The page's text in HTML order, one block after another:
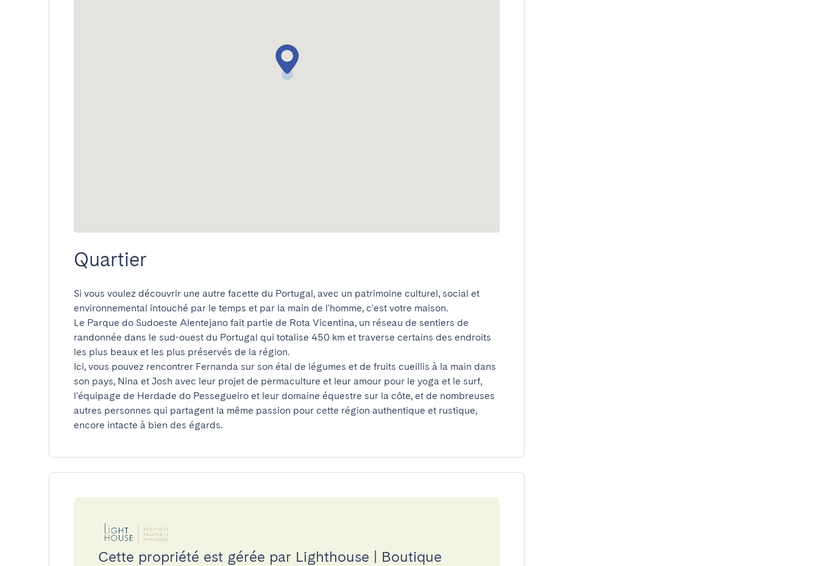
Quartier
Si vous voulez découvrir une autre facette du Portugal, avec un patrimoine culturel, social et
environnemental intouché par le temps et par la main de l'homme, c'est votre maison.
Le Parque do Sudoeste Alentejano fait partie de Rota Vicentina, un réseau de sentiers de
randonnée dans le sud-ouest du Portugal qui totalise 450 km et traverse certains des endroits
les plus beaux et les plus préservés de la région.
Ici, vous pouvez rencontrer Fernanda sur son étal de légumes et de fruits cueillis à la main dans
son pays, Nina et Josh avec leur projet de permaculture et leur amour pour le yoga et le surf,
l'équipage de Herdade do Pessegueiro et leur domaine équestre sur la côte, et de nombreuses
autres personnes qui partagent la même passion pour cette région authentique et rustique,
encore intacte à bien des égards.
Cette propriété est gérée par Lighthouse | Boutique